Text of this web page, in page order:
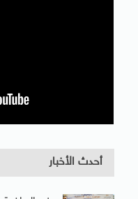
أحدث الأخبار